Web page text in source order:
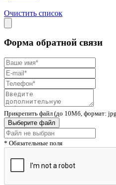
Очистить список
Форма обратной связи
Прикрепить файл (до 10Мб, формат:
Выберите файл
* Обязательные поля